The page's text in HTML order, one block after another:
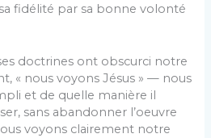
fidélité par sa bonne volonté
doctrines ont obscurci notre
« nous voyons Jésus » — nous
et de quelle manière il
sans abandonner l’oeuvre
voyons clairement notre